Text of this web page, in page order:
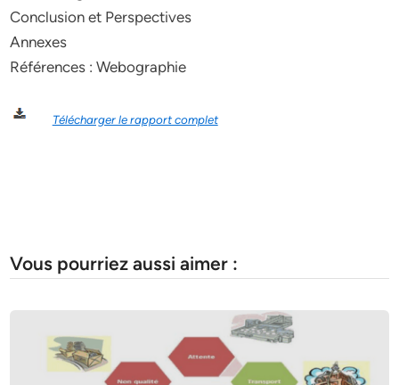
Conclusion et Perspectives
Annexes
Références : Webographie
Télécharger le rapport complet
Vous pourriez aussi aimer :